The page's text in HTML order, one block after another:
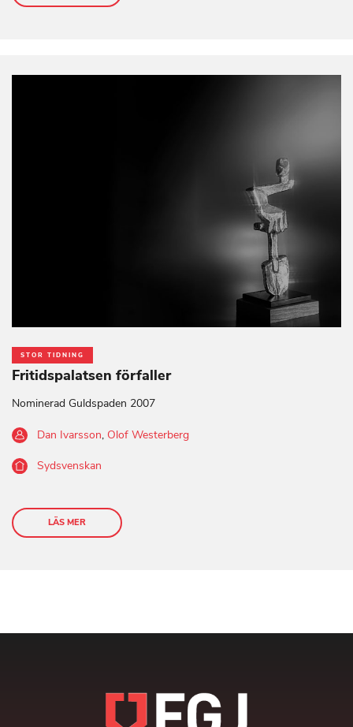
STOR TIDNING
Fritidspalatsen förfaller
Nominerad Guldspaden 2007
Dan Ivarsson, Olof Westerberg
Sydsvenskan
LÄS MER